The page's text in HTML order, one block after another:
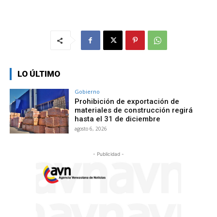
LO ÚLTIMO
Gobierno
Prohibición de exportación de
materiales de construcción regirá
hasta el 31 de diciembre
agosto 6, 2026
- Publicidad -